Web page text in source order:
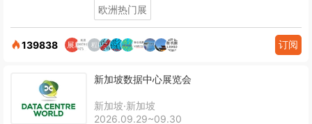
欧洲热门展
139838 订阅
新加坡数据中心展览会
新加坡·新加坡
2026.09.29~09.30